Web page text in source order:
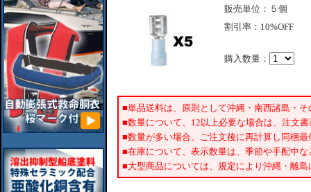
販売単位：５個
割引率：10%OFF
購入数量：
■単品送料は、原則として沖縄・南西諸島・
■数量について、12以上必要な場合は、注文
■数量が多い場合、ご注文後に再計算し同梱
■在庫について、表示数量は、季節や手配中
■大型商品については、規定により沖縄・離